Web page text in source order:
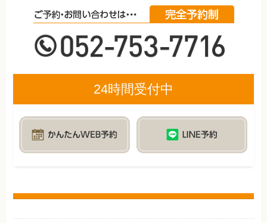
24時間受付中